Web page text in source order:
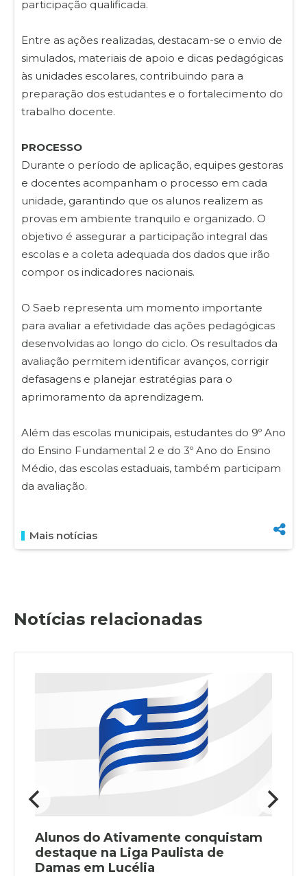
participação qualificada.
Entre as ações realizadas, destacam-se o envio de
simulados, materiais de apoio e dicas pedagógicas
às unidades escolares, contribuindo para a
preparação dos estudantes e o fortalecimento do
trabalho docente.
PROCESSO
Durante o período de aplicação, equipes gestoras
e docentes acompanham o processo em cada
unidade, garantindo que os alunos realizem as
provas em ambiente tranquilo e organizado. O
objetivo é assegurar a participação integral das
escolas e a coleta adequada dos dados que irão
compor os indicadores nacionais.
O Saeb representa um momento importante
para avaliar a efetividade das ações pedagógicas
desenvolvidas ao longo do ciclo. Os resultados da
avaliação permitem identificar avanços, corrigir
defasagens e planejar estratégias para o
aprimoramento da aprendizagem.
Além das escolas municipais, estudantes do 9º Ano
do Ensino Fundamental 2 e do 3º Ano do Ensino
Médio, das escolas estaduais, também participam
da avaliação.
Mais notícias
Notícias relacionadas
Alunos do Ativamente conquistam
destaque na Liga Paulista de
Damas em Lucélia